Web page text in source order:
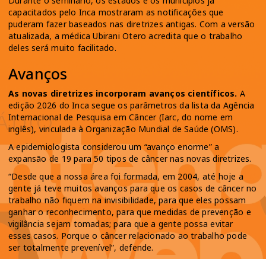
capacitados pelo Inca mostraram as notificações que
puderam fazer baseados nas diretrizes antigas. Com a versão
atualizada, a médica Ubirani Otero acredita que o trabalho
deles será muito facilitado.
Avanços
As novas diretrizes incorporam avanços científicos. A
edição 2026 do Inca segue os parâmetros da lista da Agência
Internacional de Pesquisa em Câncer (Iarc, do nome em
inglês), vinculada à Organização Mundial de Saúde (OMS).
A epidemiologista considerou um “avanço enorme” a
expansão de 19 para 50 tipos de câncer nas novas diretrizes.
“Desde que a nossa área foi formada, em 2004, até hoje a
gente já teve muitos avanços para que os casos de câncer no
trabalho não fiquem na invisibilidade, para que eles possam
ganhar o reconhecimento, para que medidas de prevenção e
vigilância sejam tomadas; para que a gente possa evitar
esses casos. Porque o câncer relacionado ao trabalho pode
ser totalmente prevenível”, defende.